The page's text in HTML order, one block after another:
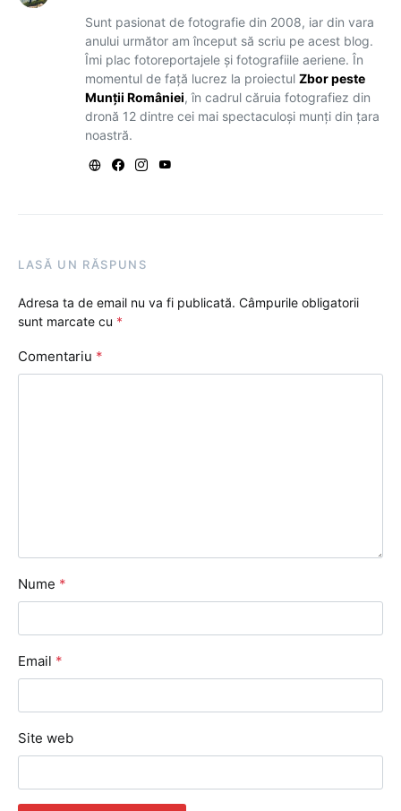
Sunt pasionat de fotografie din 2008, iar din vara
anului următor am început să scriu pe acest blog.
Îmi plac fotoreportajele și fotografiile aeriene. În
momentul de față lucrez la proiectul Zbor peste
Munții României, în cadrul căruia fotografiez din
dronă 12 dintre cei mai spectaculoși munți din țara
noastră.
LASĂ UN RĂSPUNS
Adresa ta de email nu va fi publicată. Câmpurile obligatorii
sunt marcate cu *
Comentariu *
Nume *
Email *
Site web